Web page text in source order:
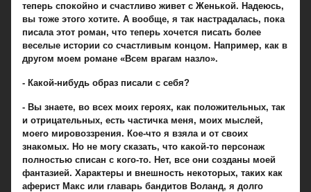
теперь спокойно и счастливо живет с Женькой. Надеюсь,
вы тоже этого хотите. А вообще, я так настрадалась, пока
писала этот роман, что теперь хочется писать более
веселые истории со счастливым концом. Например, как в
другом моем романе «Всем врагам назло».
- Какой-нибудь образ писали с себя?
- Вы знаете, во всех моих героях, как положительных, так
и отрицательных, есть частичка меня, моих мыслей,
моего мировоззрения. Кое-что я взяла и от своих
знакомых. Но не могу сказать, что какой-то персонаж
полностью списан с кого-то. Нет, все они созданы моей
фантазией. Характеры и внешность некоторых, таких как
аферист Макс или главарь бандитов Воланд, я долго